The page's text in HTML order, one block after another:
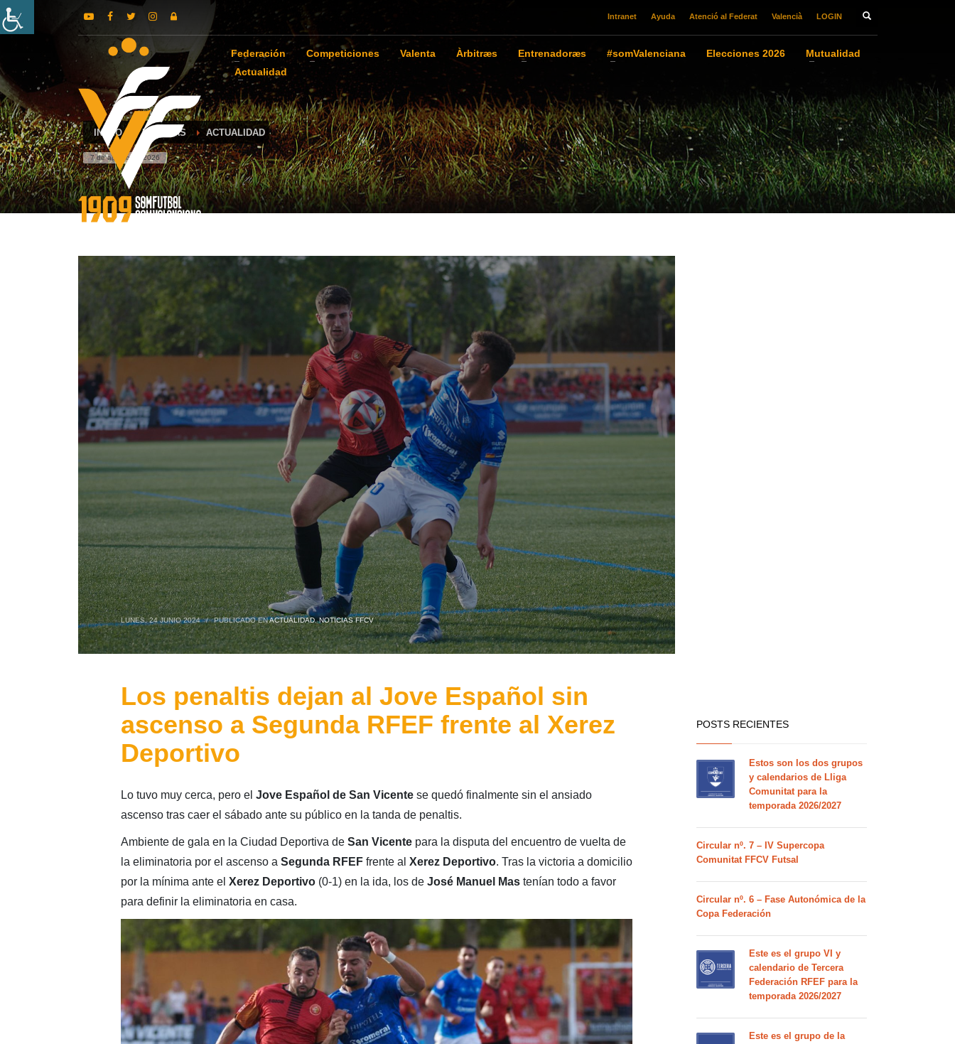
Intranet Ayuda Atenció al Federat Valencià LOGIN
Federación Competiciones Valenta Àrbitræs Entrenadoræs #somValenciana Elecciones 2026
Mutualidad
Actualidad
INICIO NOTICIAS ACTUALIDAD
7 de agosto de 2026
LUNES, 24 JUNIO 2024 / PUBLICADO ENACTUALIDAD,NOTICIAS FFCV
Los penaltis dejan al Jove Español sin
ascenso a Segunda RFEF frente al Xerez
Deportivo
Lo tuvo muy cerca, pero el Jove Español de San Vicentese quedó finalmente sin el ansiado
ascenso tras caer el sábado ante su público en la tanda de penaltis.
Ambiente de gala en la Ciudad Deportiva de San Vicentepara la disputa del encuentro de vuelta de
la eliminatoria por el ascenso a Segunda RFEFfrente al Xerez Deportivo. Tras la victoria a domicilio
por la mínima ante el Xerez Deportivo(0-1) en la ida, los de José Manuel Mastenían todo a favor
para definir la eliminatoria en casa.
POSTS RECIENTES
Estos son los dos grupos
y calendarios de Lliga
Comunitat para la
temporada 2026/2027
Circular nº. 7 – IV Supercopa
Comunitat FFCV Futsal
Circular nº. 6 – Fase Autonómica de la
Copa Federación
Este es el grupo VI y
calendario de Tercera
Federación RFEF para la
temporada 2026/2027
Este es el grupo de la